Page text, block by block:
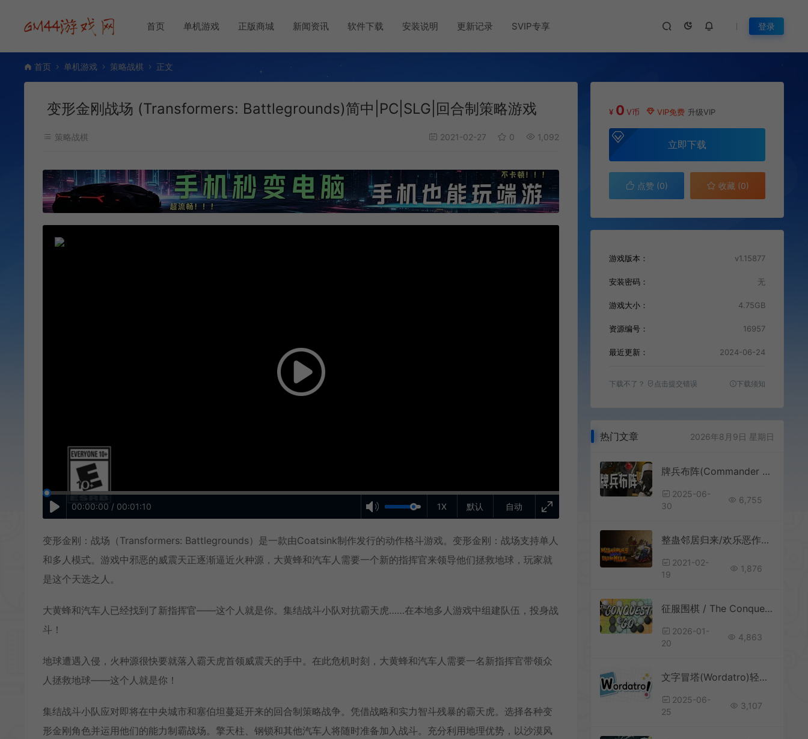
首页 单机游戏 正版商城 新闻资讯 软件下载 安装说明 更新记录 SVIP专享 登录
首页 单机游戏 策略战棋 正文
变形金刚战场 (Transformers: Battlegrounds)简中|PC|SLG|回合制策略游戏
策略战棋 2021-02-27 0 1,092
自动
1X 默认
00:00:00 / 00:01:10
变形金刚：战场（Transformers: Battlegrounds）是一款由Coatsink制作发行的动作格斗游戏。变形金刚：战场支持单人
和多人模式。游戏中邪恶的威震天正逐渐逼近火种源，大黄蜂和汽车人需要一个新的指挥官来领导他们拯救地球，玩家就
是这个天选之人。
大黄蜂和汽车人已经找到了新指挥官——这个人就是你。集结战斗小队对抗霸天虎……在本地多人游戏中组建队伍，投身战
斗！
地球遭遇入侵，火种源很快要就落入霸天虎首领威震天的手中。在此危机时刻，大黄蜂和汽车人需要一名新指挥官带领众
人拯救地球——这个人就是你！
集结战斗小队应对即将在中央城市和塞伯坦蔓延开来的回合制策略战争。凭借战略和实力智斗残暴的霸天虎。选择各种变
形金刚角色并运用他们的能力制霸战场。擎天柱、钢锁和其他汽车人将随时准备加入战斗。充分利用地理优势，以沙漠风
¥ 0 V币 VIP免费 升级VIP
立即下载
点赞 (0) 收藏 (0)
游戏版本： v1.15877
安装密码： 无
游戏大小： 4.75GB
资源编号： 16957
最近更新： 2024-06-24
下载不了？ 点击提交错误 下载须知
热门文章 2026年8月9日 星期日
牌兵布阵(Commander Quest)卡牌构筑肉鸽策略游戏|下载
2025-06-
30
6,755
整蛊邻居归来/欢乐恶作剧游戏Neighbours back From Hell 下载
2021-02-
19
1,876
征服围棋 / The Conquest of Go 策略竞技游戏
2026-01-
20
4,863
文字冒塔(Wordatro)轻度肉鸽策略单词游戏|下载
2025-06-
25
3,107